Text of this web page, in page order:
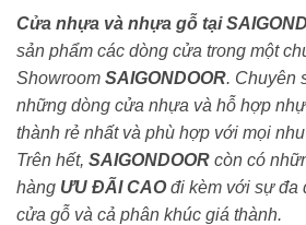
Cửa nhựa và nhựa gỗ tại
sản phẩm các dòng cửa trong một
Showroom SAIGONDOOR. Chuyên
những dòng cửa nhựa và hỗ hợp
thành rẻ nhất và phù hợp với mọi
Trên hết, SAIGONDOOR còn có
hàng ƯU ĐÃI CAOđi kèm với sự đa
cửa gỗ và cả phân khúc giá thành.